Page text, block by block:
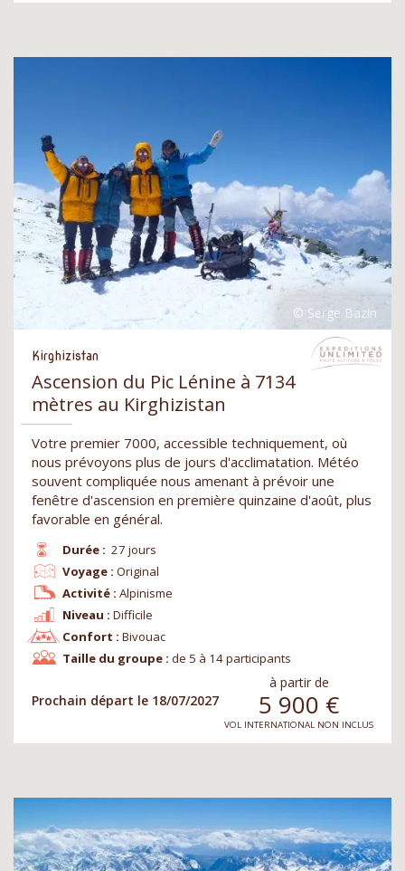
Kirghizistan
Ascension du Pic Lénine à 7134
mètres au Kirghizistan
Votre premier 7000, accessible techniquement, où
nous prévoyons plus de jours d'acclimatation. Météo
souvent compliquée nous amenant à prévoir une
fenêtre d'ascension en première quinzaine d'août, plus
favorable en général.
Durée : 27 jours
Niveau : Difficile
Voyage : Original
Confort : Bivouac
Activité : Alpinisme
Taille du groupe : de 5 à 14 participants
Prochain départ le 18/07/2027
à partir de
5 900 €
VOL INTERNATIONAL NON INCLUS